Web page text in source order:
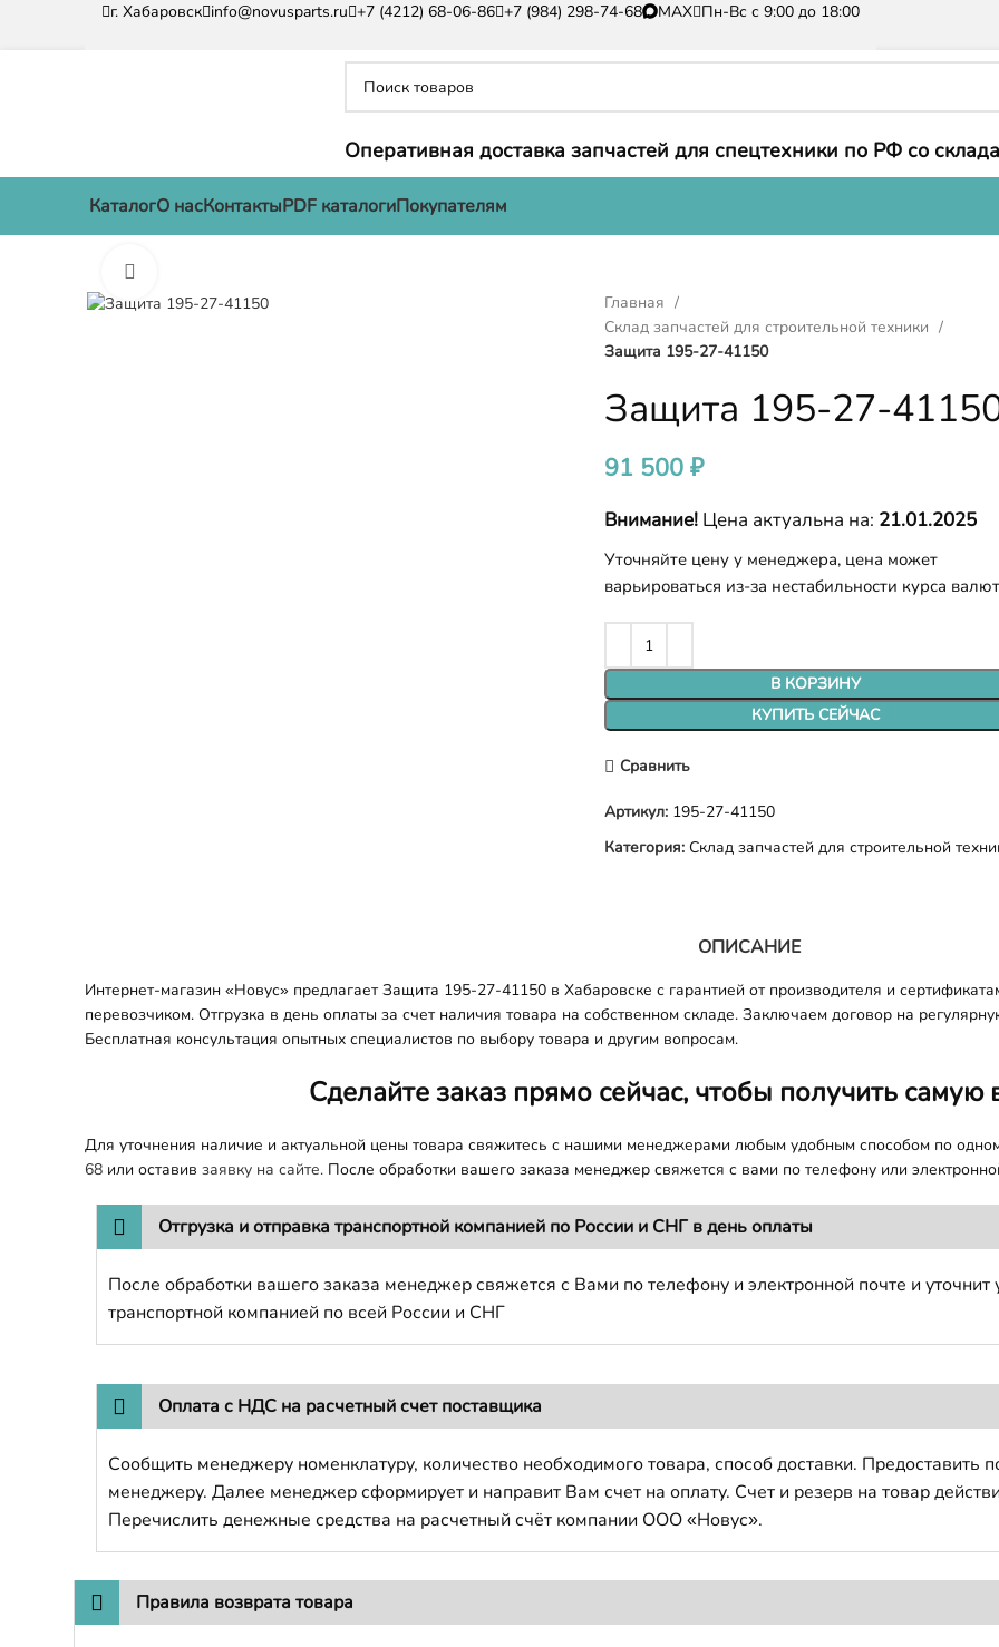
г. Хабаровск info@novusparts.ru +7 (4212) 68-06-86 +7 (984) 298-74-68 MAX Пн-Вс с 9:00 до 18:00
Оперативная доставка запчастей для спецтехники по РФ со
КаталогО насКонтактыPDF каталогиПокупателям
Главная
Склад запчастей для строительной техники
Защита 195-27-41150
Защита 195-27-
91 500₽
Внимание! Цена актуальна на: 21.01.2025
Уточняйте цену у менеджера, цена может
варьироваться из-за нестабильности курса валют
В КОРЗИНУ
КУПИТЬ СЕЙЧАС
Сравнить
Артикул: 195-27-41150
Категория: Склад запчастей для строительной
ОПИСАНИЕ
Интернет-магазин «Новус» предлагает Защита 195-27-41150 в Хабаровске с гарантией от производителя и
перевозчиком. Отгрузка в день оплаты за счет наличия товара на собственном складе. Заключаем договор на
Бесплатная консультация опытных специалистов по выбору товара и другим вопросам.
Сделайте заказ прямо сейчас, чтобы получить
Для уточнения наличие и актуальной цены товара свяжитесь с нашими менеджерами любым удобным способом по
68 или оставив заявку на сайте. После обработки вашего заказа менеджер свяжется с вами по телефону или
Отгрузка и отправка транспортной компанией по России и СНГ в день оплаты
После обработки вашего заказа менеджер свяжется с Вами по телефону и электронной почте и уточнит
транспортной компанией по всей России и СНГ
Оплата с НДС на расчетный счет поставщика
Сообщить менеджеру номенклатуру, количество необходимого товара, способ доставки.
менеджеру. Далее менеджер сформирует и направит Вам счет на оплату. Счет и резерв на товар
Перечислить денежные средства на расчетный счёт компании ООО «Новус».
Правила возврата товара